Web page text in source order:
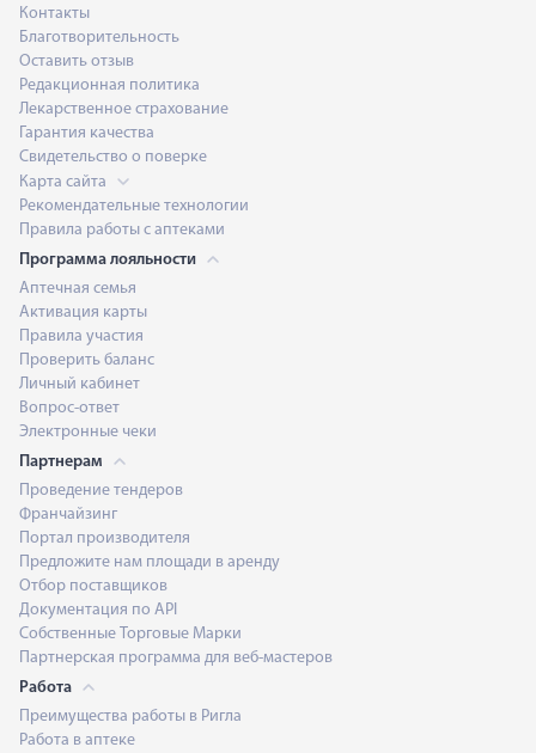
Контакты
Благотворительность
Оставить отзыв
Редакционная политика
Лекарственное страхование
Гарантия качества
Свидетельство о поверке
Карта сайта
Рекомендательные технологии
Правила работы с аптеками
Программа лояльности
Аптечная семья
Активация карты
Правила участия
Проверить баланс
Личный кабинет
Вопрос-ответ
Электронные чеки
Партнерам
Проведение тендеров
Франчайзинг
Портал производителя
Предложите нам площади в аренду
Отбор поставщиков
Документация по API
Собственные Торговые Марки
Партнерская программа для веб-мастеров
Работа
Преимущества работы в Ригла
Работа в аптеке